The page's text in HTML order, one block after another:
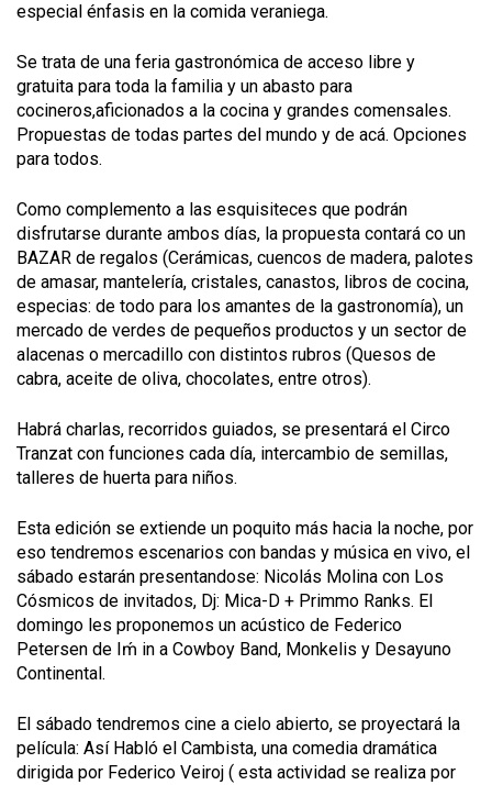
especial énfasis en la comida veraniega.
Se trata de una feria gastronómica de acceso libre y
gratuita para toda la familia y un abasto para
cocineros,aficionados a la cocina y grandes comensales.
Propuestas de todas partes del mundo y de acá. Opciones
para todos.
Como complemento a las esquisiteces que podrán
disfrutarse durante ambos días, la propuesta contará co un
BAZAR de regalos (Cerámicas, cuencos de madera, palotes
de amasar, mantelería, cristales, canastos, libros de cocina,
especias: de todo para los amantes de la gastronomía), un
mercado de verdes de pequeños productos y un sector de
alacenas o mercadillo con distintos rubros (Quesos de
cabra, aceite de oliva, chocolates, entre otros).
Habrá charlas, recorridos guiados, se presentará el Circo
Tranzat con funciones cada día, intercambio de semillas,
talleres de huerta para niños.
Esta edición se extiende un poquito más hacia la noche, por
eso tendremos escenarios con bandas y música en vivo, el
sábado estarán presentandose: Nicolás Molina con Los
Cósmicos de invitados, Dj: Mica-D + Primmo Ranks. El
domingo les proponemos un acústico de Federico
Petersen de Iḿ in a Cowboy Band, Monkelis y Desayuno
Continental.
El sábado tendremos cine a cielo abierto, se proyectará la
película: Así Habló el Cambista, una comedia dramática
dirigida por Federico Veiroj ( esta actividad se realiza por